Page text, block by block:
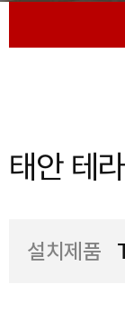
태안 테라
설치제품